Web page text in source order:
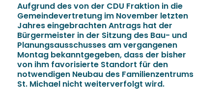
Aufgrund des von der CDU Fraktion in die
Gemeindevertretung im November letzten
Jahres eingebrachten Antrags hat der
Bürgermeister in der Sitzung des Bau- und
Planungsausschusses am vergangenen
Montag bekanntgegeben, dass der bisher
von ihm favorisierte Standort für den
notwendigen Neubau des Familienzentrums
St. Michael nicht weiterverfolgt wird.